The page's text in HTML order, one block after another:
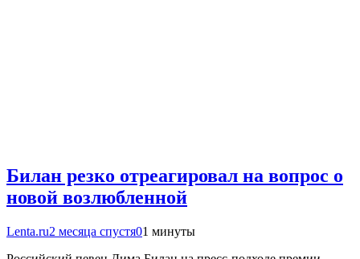
Билан резко отреагировал на вопрос о
новой возлюбленной
Lenta.ru2 месяца спустя01 минуты